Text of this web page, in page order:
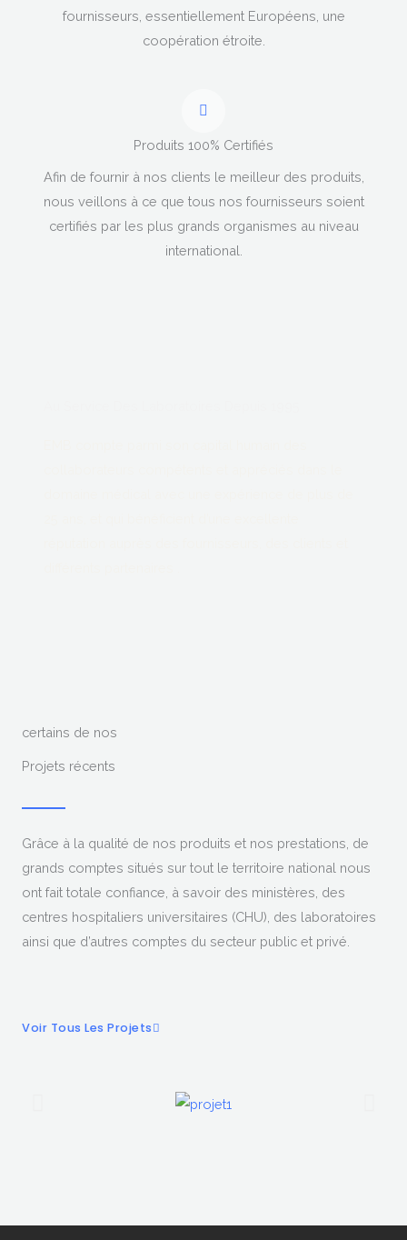
fournisseurs, essentiellement Européens, une
coopération étroite.
Produits 100% Certifiés
Afin de fournir à nos clients le meilleur des produits,
nous veillons à ce que tous nos fournisseurs soient
certifiés par les plus grands organismes au niveau
international.
certains de nos
Projets récents
Grâce à la qualité de nos produits et nos prestations, de
grands comptes situés sur tout le territoire national nous
ont fait totale confiance, à savoir des ministères, des
centres hospitaliers universitaires (CHU), des laboratoires
ainsi que d’autres comptes du secteur public et privé.
Voir Tous Les Projets